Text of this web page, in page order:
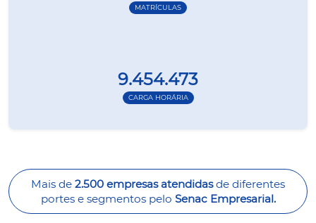
MATRÍCULAS
9.454.473
CARGA HORÁRIA
Mais de 2.500 empresas atendidasde diferentes
portes e segmentos pelo Senac Empresarial.